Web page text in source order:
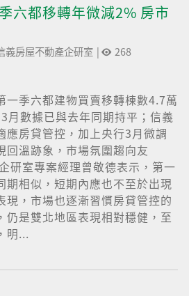
六都移轉年微減2% 房市
義房屋不動產企研室 | 268
一季六都建物買賣移轉棟數4.7萬
月數據已與去年同期持平；信義
應房貸管控，加上央行3月微調
回溫跡象，市場氛圍趨向友
研室專案經理曾敬德表示，第一
期相似，短期內應也不至於出現
現，市場也逐漸習慣房貸管控的
仍是雙北地區表現相對穩健，至
明...